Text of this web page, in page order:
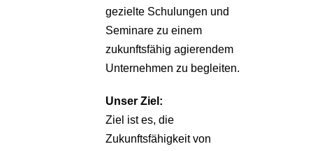
gezielte Schulungen und
Seminare zu einem
zukunftsfähig agierendem
Unternehmen zu begleiten.
Unser Ziel:
Ziel ist es, die
Zukunftsfähigkeit von